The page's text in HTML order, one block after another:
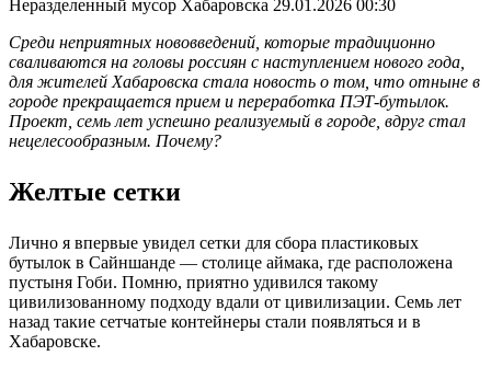
Неразделенный мусор Хабаровска 29.01.2026 00:30
Среди неприятных нововведений, которые традиционно
сваливаются на головы россиян с наступлением нового года,
для жителей Хабаровска стала новость о том, что отныне в
городе прекращается прием и переработка ПЭТ-бутылок.
Проект, семь лет успешно реализуемый в городе, вдруг стал
нецелесообразным. Почему?
Желтые сетки
Лично я впервые увидел сетки для сбора пластиковых
бутылок в Сайншанде — столице аймака, где расположена
пустыня Гоби. Помню, приятно удивился такому
цивилизованному подходу вдали от цивилизации. Семь лет
назад такие сетчатые контейнеры стали появляться и в
Хабаровске.